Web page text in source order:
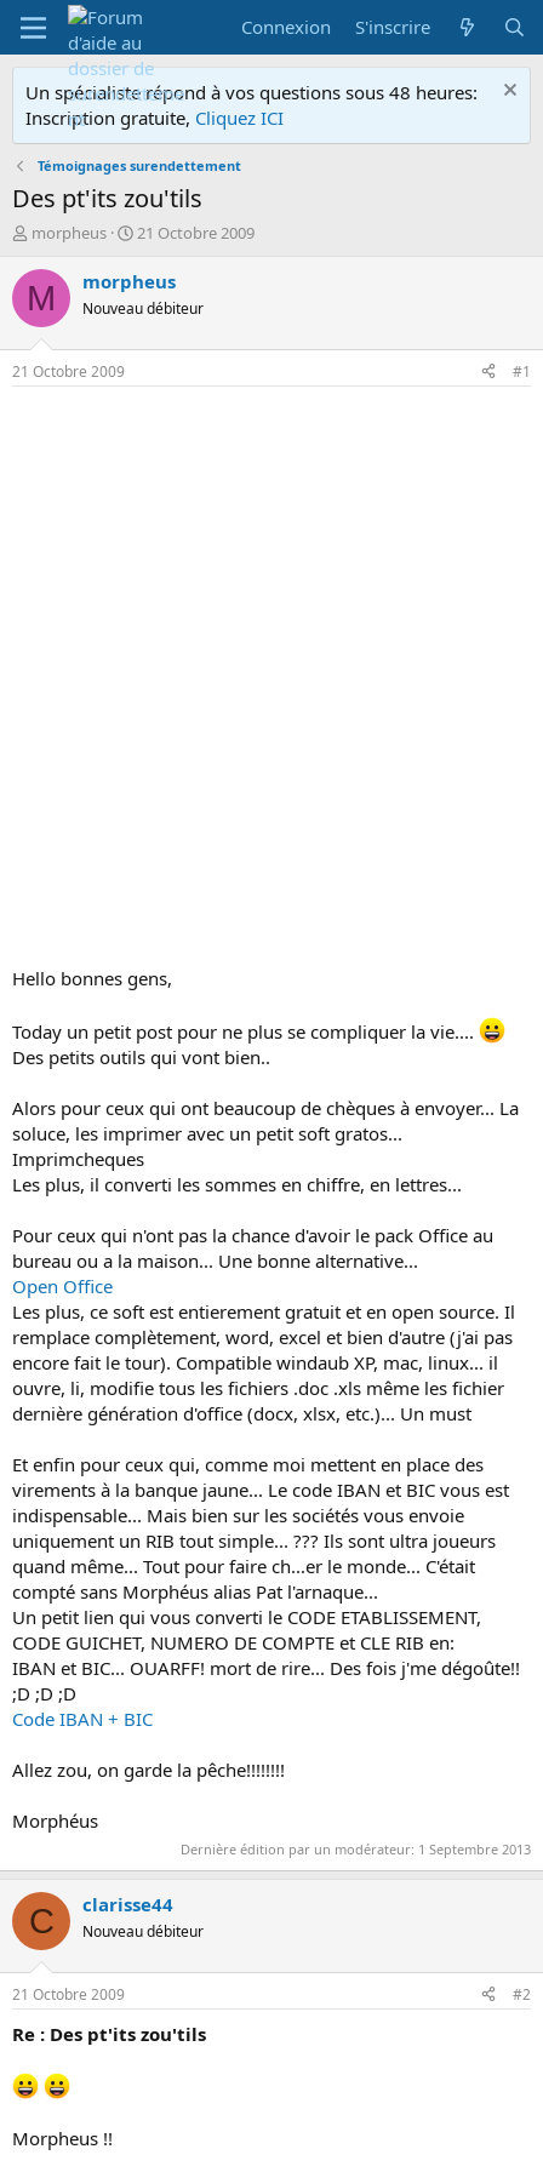
Connexion S'inscrire
Un spécialiste répond à vos questions sous 48 heures:
Inscription gratuite, Cliquez ICI
Témoignages surendettement
Des pt'its zou'tils
A
t
e
r
d
e
morpheus
D
t
d
é
21 Octobre 2009
M morpheus
Nouveau débiteur
21 Octobre 2009 #1
Hello bonnes gens,
Today un petit post pour ne plus se compliquer la vie....
Des petits outils qui vont bien..
Alors pour ceux qui ont beaucoup de chèques à envoyer... La
soluce, les imprimer avec un petit soft gratos...
Imprimcheques
Les plus, il converti les sommes en chiffre, en lettres...
Pour ceux qui n'ont pas la chance d'avoir le pack Office au
bureau ou a la maison... Une bonne alternative...
Open Office
Les plus, ce soft est entierement gratuit et en open source. Il
remplace complètement, word, excel et bien d'autre (j'ai pas
encore fait le tour). Compatible windaub XP, mac, linux... il
ouvre, li, modifie tous les fichiers .doc .xls même les fichier
dernière génération d'office (docx, xlsx, etc.)... Un must
Et enfin pour ceux qui, comme moi mettent en place des
virements à la banque jaune... Le code IBAN et BIC vous est
indispensable... Mais bien sur les sociétés vous envoie
uniquement un RIB tout simple... ??? Ils sont ultra joueurs
quand même... Tout pour faire ch...er le monde... C'était
compté sans Morphéus alias Pat l'arnaque...
Un petit lien qui vous converti le CODE ETABLISSEMENT,
CODE GUICHET, NUMERO DE COMPTE et CLE RIB en:
IBAN et BIC... OUARFF! mort de rire... Des fois j'me dégoûte!!
;D ;D ;D
Code IBAN + BIC
Allez zou, on garde la pêche!!!!!!!!
Morphéus
Dernière édition par un modérateur: 1 Septembre 2013
C clarisse44
Nouveau débiteur
21 Octobre 2009 #2
Re : Des pt'its zou'tils
Morpheus !!